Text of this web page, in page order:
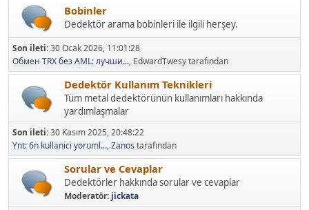
Bobinler
Dedektör arama bobinleri ile ilgili herşey.
Son ileti:30 Ocak 2026, 11:01:28
Обмен TRX без AML: лучши..., EdwardTwesy tarafından
Dedektör Kullanım Teknikleri
Tüm metal dedektörünün kullanımları hakkında
yardımlaşmalar
Son ileti:30 Kasım 2025, 20:48:22
Ynt: 6n kullanici yoruml...,Zanos tarafından
Sorular ve Cevaplar
Dedektörler hakkında sorular ve cevaplar
Moderatör: jickata